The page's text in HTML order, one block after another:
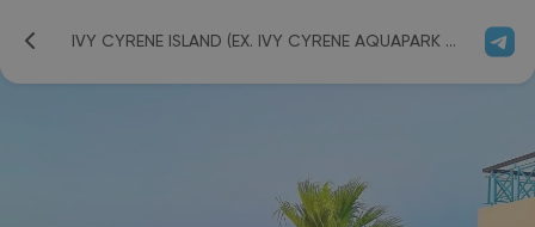
IVY CYRENE ISLAND (EX. IVY CYRENE AQUAPARK RESORT; CYRENE ISLAND HOTEL; AURORA CYRENE) 4*